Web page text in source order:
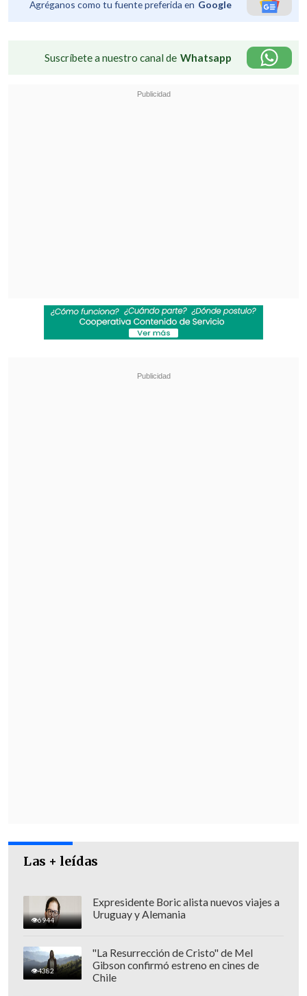
Agréganos como tu fuente preferida en Google
Suscríbete a nuestro canal de Whatsapp
Las + leídas
6944
Expresidente Boric alista nuevos viajes a
Uruguay y Alemania
4382
"La Resurrección de Cristo" de Mel
Gibson confirmó estreno en cines de
Chile